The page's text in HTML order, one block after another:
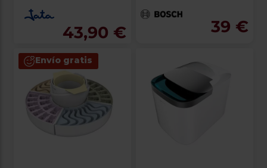
43,90 € 39 €
Envío gratis